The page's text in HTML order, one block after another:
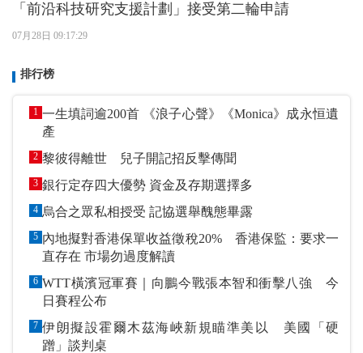
「前沿科技研究支援計劃」接受第二輪申請
07月28日 09:17:29
排行榜
1 一生填詞逾200首 《浪子心聲》《Monica》成永恒遺
產
2 黎彼得離世 兒子開記招反擊傳聞
3 銀行定存四大優勢 資金及存期選擇多
4 烏合之眾私相授受 記協選舉醜態畢露
5 內地擬對香港保單收益徵稅20% 香港保監：要求一
直存在 市場勿過度解讀
6 WTT橫濱冠軍賽｜向鵬今戰張本智和衝擊八強 今
日賽程公布
7 伊朗擬設霍爾木茲海峽新規瞄準美以 美國「硬
蹭」談判桌